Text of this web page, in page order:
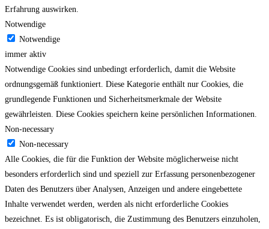
Erfahrung auswirken.
Notwendige
Notwendige
immer aktiv
Notwendige Cookies sind unbedingt erforderlich, damit die Website
ordnungsgemäß funktioniert. Diese Kategorie enthält nur Cookies, die
grundlegende Funktionen und Sicherheitsmerkmale der Website
gewährleisten. Diese Cookies speichern keine persönlichen Informationen.
Non-necessary
Non-necessary
Alle Cookies, die für die Funktion der Website möglicherweise nicht
besonders erforderlich sind und speziell zur Erfassung personenbezogener
Daten des Benutzers über Analysen, Anzeigen und andere eingebettete
Inhalte verwendet werden, werden als nicht erforderliche Cookies
bezeichnet. Es ist obligatorisch, die Zustimmung des Benutzers einzuholen,